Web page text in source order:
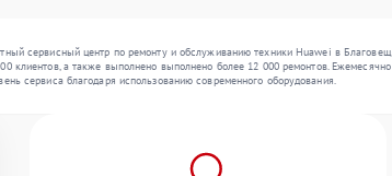
сервисный центр по ремонту и обслуживанию техники Huawei в
клиентов, а также выполнено выполнено более 12 000 ремонтов.
сервиса благодаря использованию современного оборудования.